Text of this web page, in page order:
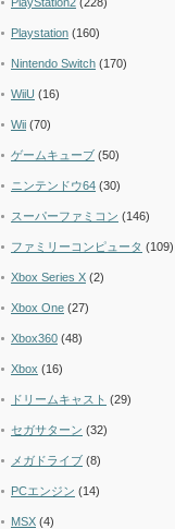
Playstation (160)
Nintendo Switch (170)
WiiU (16)
Wii (70)
ゲームキューブ (50)
ニンテンドウ64 (30)
スーパーファミコン (146)
ファミリーコンピュータ (109)
Xbox Series X (2)
Xbox One (27)
Xbox360 (48)
Xbox (16)
ドリームキャスト (29)
セガサターン (32)
メガドライブ (8)
PCエンジン (14)
MSX (4)